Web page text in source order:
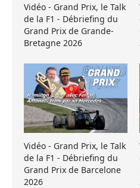
Vidéo - Grand Prix, le Talk
de la F1 - Débriefing du
Grand Prix de Grande-
Bretagne 2026
Vidéo - Grand Prix, le Talk
de la F1 - Débriefing du
Grand Prix de Barcelone
2026